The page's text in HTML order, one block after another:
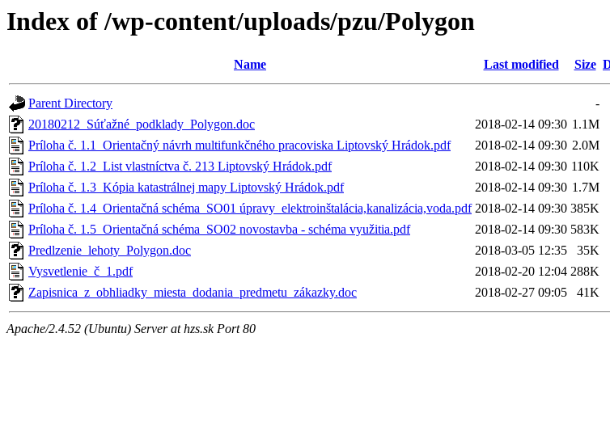
Index of /wp-content/uploads/pzu/Polygon
Name Last modified Size
Parent Directory
-
20180212_Súťažné_podklady_Polygon.doc
2018-02-14 09:30 1.1M
Príloha č. 1.1_Orientačný návrh multifunkčného pracoviska Liptovský Hrádok.pdf
2018-02-14 09:30 2.0M
Príloha č. 1.2_List vlastníctva č. 213 Liptovský Hrádok.pdf
2018-02-14 09:30 110K
Príloha č. 1.3_Kópia katastrálnej mapy Liptovský Hrádok.pdf
2018-02-14 09:30 1.7M
Príloha č. 1.4_Orientačná schéma_SO01 úpravy_elektroinštalácia,kanalizácia,voda.pdf 2018-02-14 09:30 385K
Príloha č. 1.5_Orientačná schéma_SO02 novostavba - schéma využitia.pdf
2018-02-14 09:30 583K
Predlzenie_lehoty_Polygon.doc
2018-03-05 12:35
35K
Vysvetlenie_č_1.pdf
2018-02-20 12:04 288K
Zapisnica_z_obhliadky_miesta_dodania_predmetu_zákazky.doc
2018-02-27 09:05 41K
Apache/2.4.52 (Ubuntu) Server at hzs.sk Port 80